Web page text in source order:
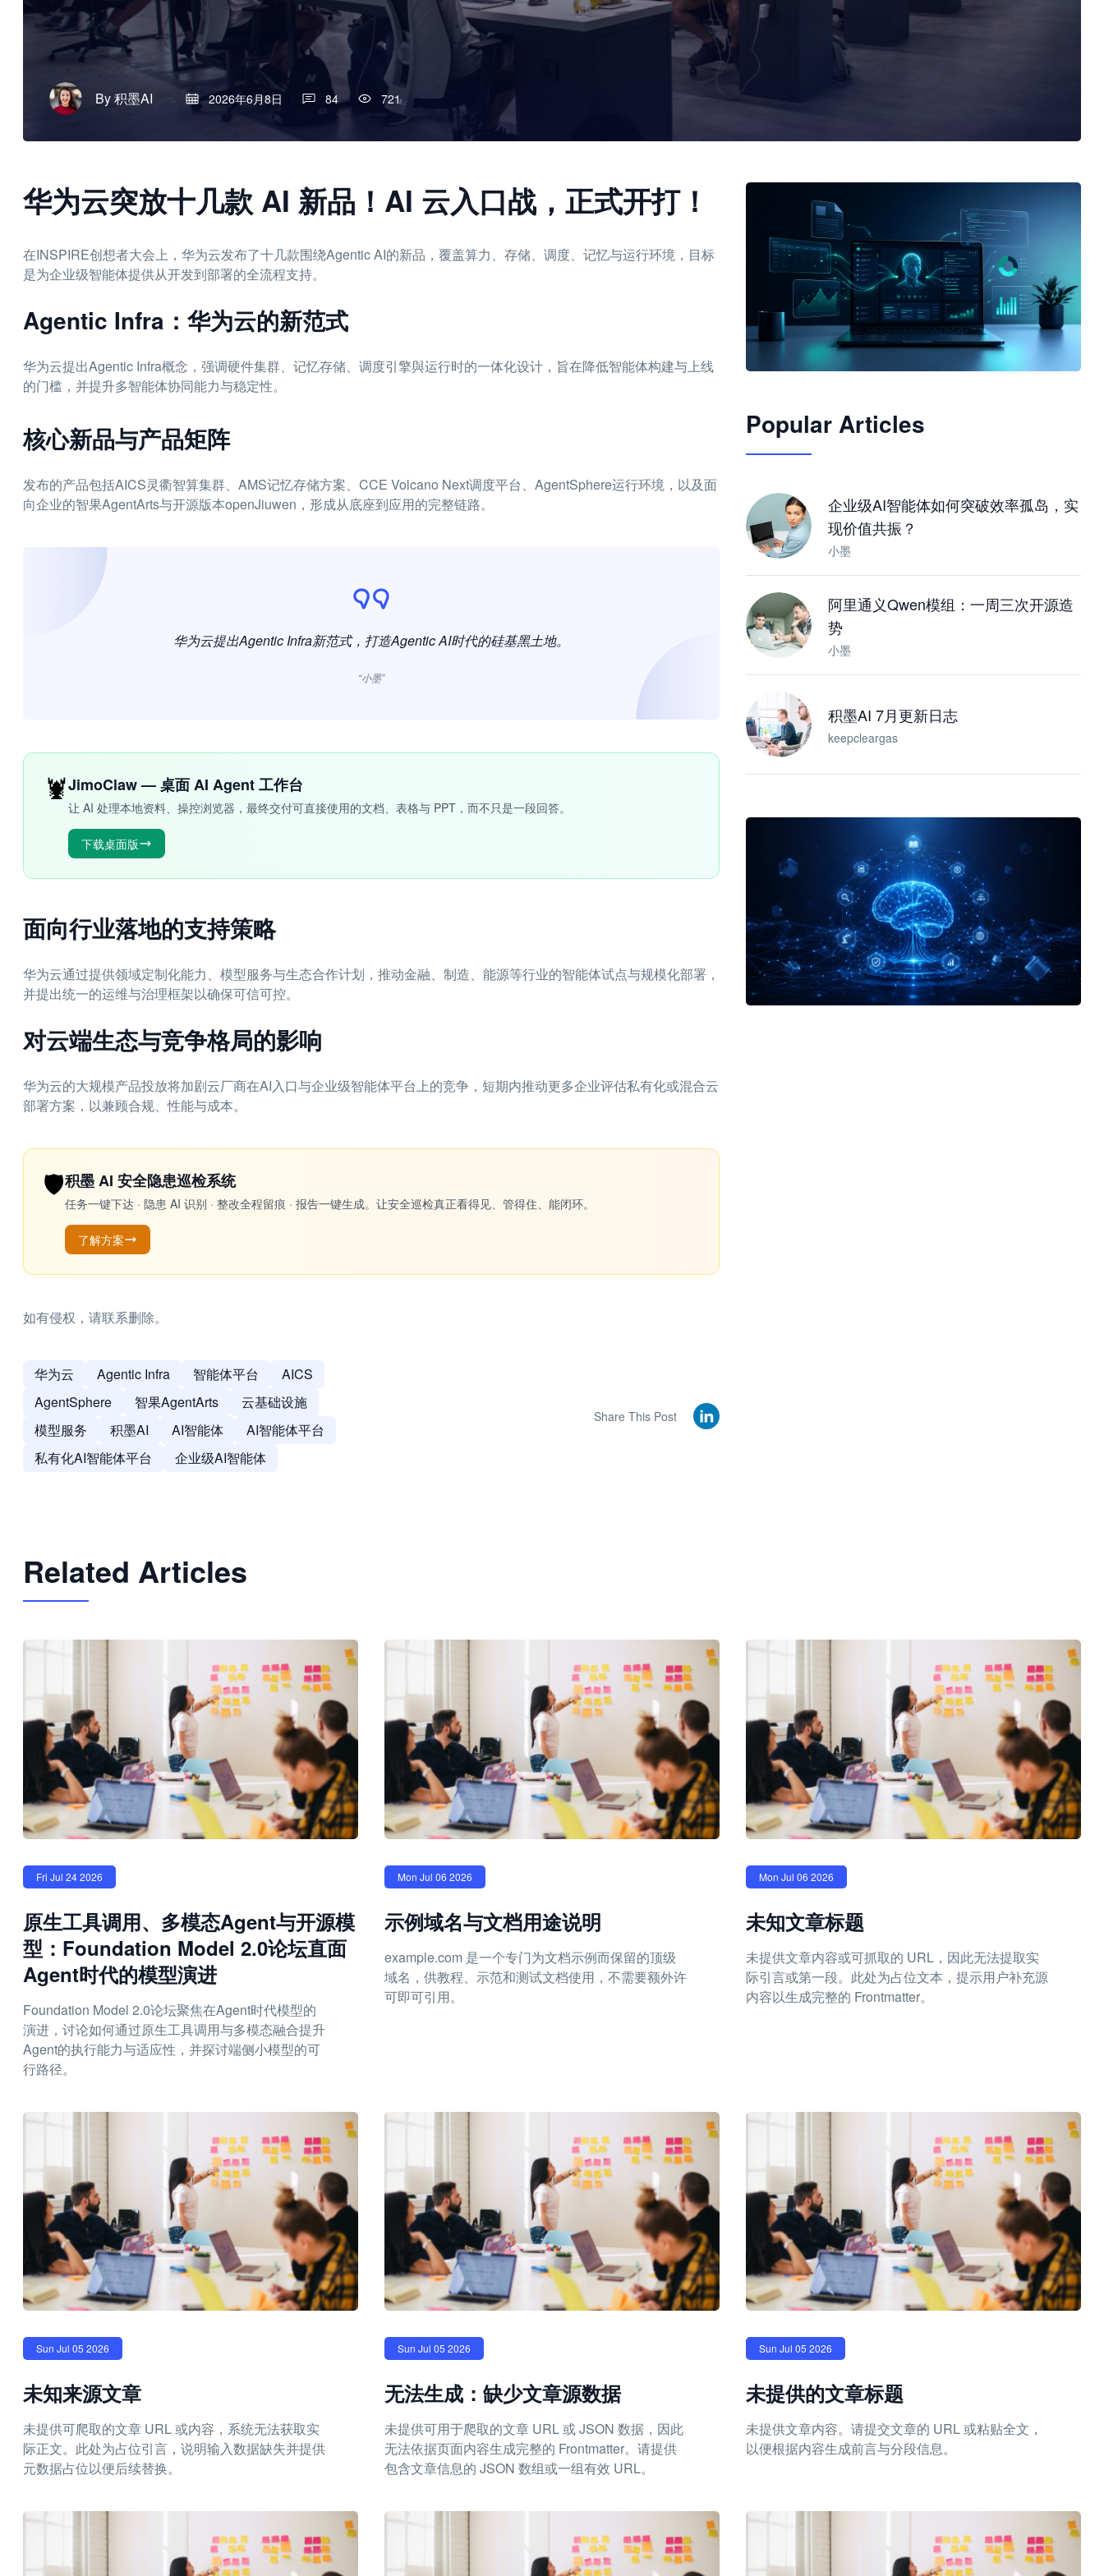
By积墨AI 2026年6月8日 84 721
华为云突放十几款 AI 新品！AI 云入口战，正式开打！
在INSPIRE创想者大会上，华为云发布了十几款围绕Agentic AI的新品，覆盖算力、存储、调度、记忆与运行环境，目标
是为企业级智能体提供从开发到部署的全流程支持。
Agentic Infra：华为云的新范式
华为云提出Agentic Infra概念，强调硬件集群、记忆存储、调度引擎與运行时的一体化设计，旨在降低智能体构建与上线
的门槛，并提升多智能体协同能力与稳定性。
核心新品与产品矩阵
发布的产品包括AICS灵衢智算集群、AMS记忆存储方案、CCE Volcano Next调度平台、AgentSphere运行环境，以及面
向企业的智果AgentArts与开源版本openJiuwen，形成从底座到应用的完整链路。
华为云提出Agentic Infra新范式，打造Agentic AI时代的硅基黑土地。
“小墨”
🦞JimoClaw — 桌面 AI Agent 工作台
让 AI 处理本地资料、操控浏览器，最终交付可直接使用的文档、表格与 PPT，而不只是一段回答。
下载桌面版
面向行业落地的支持策略
华为云通过提供领域定制化能力、模型服务与生态合作计划，推动金融、制造、能源等行业的智能体试点与规模化部署，
并提出统一的运维与治理框架以确保可信可控。
对云端生态与竞争格局的影响
华为云的大规模产品投放将加剧云厂商在AI入口与企业级智能体平台上的竞争，短期内推动更多企业评估私有化或混合云
部署方案，以兼顾合规、性能与成本。
🛡️积墨 AI 安全隐患巡检系统
任务一键下达 · 隐患 AI 识别 · 整改全程留痕 · 报告一键生成。让安全巡检真正看得见、管得住、能闭环。
了解方案
如有侵权，请联系删除。
华为云 Agentic Infra 智能体平台
AICS
AgentSphere
智果AgentArts
云基础设施
模型服务
积墨AI AI智能体
AI智能体平台
私有化AI智能体平台
企业级AI智能体
Share This Post
JimoClaw 桌面 AI Agent 工作台
Popular Articles
企业级AI智能体如何突破效率孤岛，实
现价值共振？
小墨
阿里通义Qwen模组：一周三次开源造
势
小墨
积墨AI 7月更新日志
keepcleargas
Related Articles
Fri Jul 24 2026
原生工具调用、多模态Agent与开源模
型：Foundation Model 2.0论坛直面
Agent时代的模型演进
Foundation Model 2.0论坛聚焦在Agent时代模型的
演进，讨论如何通过原生工具调用与多模态融合提升
Agent的执行能力与适应性，并探讨端侧小模型的可
行路径。
Mon Jul 06 2026
示例域名与文档用途说明
example.com 是一个专门为文档示例而保留的顶级
域名，供教程、示范和测试文档使用，不需要额外许
可即可引用。
Mon Jul 06 2026
未知文章标题
未提供文章内容或可抓取的 URL，因此无法提取实
际引言或第一段。此处为占位文本，提示用户补充源
内容以生成完整的 Frontmatter。
Sun Jul 05 2026
未知来源文章
未提供可爬取的文章 URL 或内容，系统无法获取实
际正文。此处为占位引言，说明输入数据缺失并提供
元数据占位以便后续替换。
Sun Jul 05 2026
无法生成：缺少文章源数据
未提供可用于爬取的文章 URL 或 JSON 数据，因此
无法依据页面内容生成完整的 Frontmatter。请提供
包含文章信息的 JSON 数组或一组有效 URL。
Sun Jul 05 2026
未提供的文章标题
未提供文章内容。请提交文章的 URL 或粘贴全文，
以便根据内容生成前言与分段信息。